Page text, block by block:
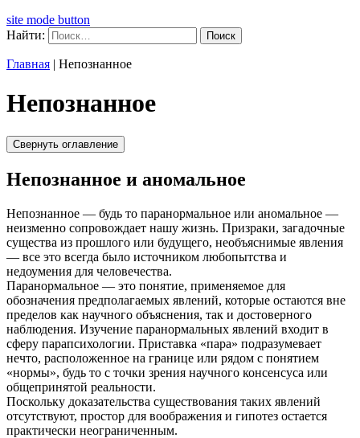
site mode button
Найти:
Главная | Непознанное
Непознанное
Свернуть оглавление
Непознанное и аномальное
Непознанное — будь то паранормальное или аномальное —
неизменно сопровождает нашу жизнь. Призраки, загадочные
существа из прошлого или будущего, необъяснимые явления
— все это всегда было источником любопытства и
недоумения для человечества.
Паранормальное — это понятие, применяемое для
обозначения предполагаемых явлений, которые остаются вне
пределов как научного объяснения, так и достоверного
наблюдения. Изучение паранормальных явлений входит в
сферу парапсихологии. Приставка «пара» подразумевает
нечто, расположенное на границе или рядом с понятием
«нормы», будь то с точки зрения научного консенсуса или
общепринятой реальности.
Поскольку доказательства существования таких явлений
отсутствуют, простор для воображения и гипотез остается
практически неограниченным.